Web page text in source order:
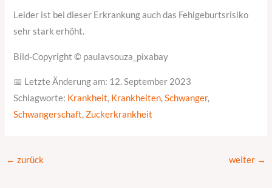
Leider ist bei dieser Erkrankung auch das Fehlgeburtsrisiko
sehr stark erhöht.
Bild-Copyright © paulavsouza_pixabay
📅 Letzte Änderung am: 12. September 2023
Schlagworte: Krankheit, Krankheiten,Schwanger,
Schwangerschaft, Zuckerkrankheit
← zurück weiter →